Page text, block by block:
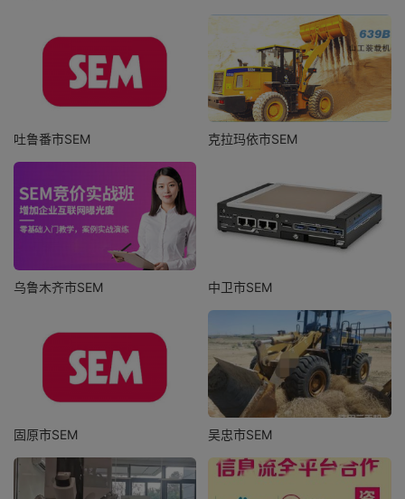
吐鲁番市SEM 克拉玛依市SEM
乌鲁木齐市SEM 中卫市SEM
固原市SEM 吴忠市SEM